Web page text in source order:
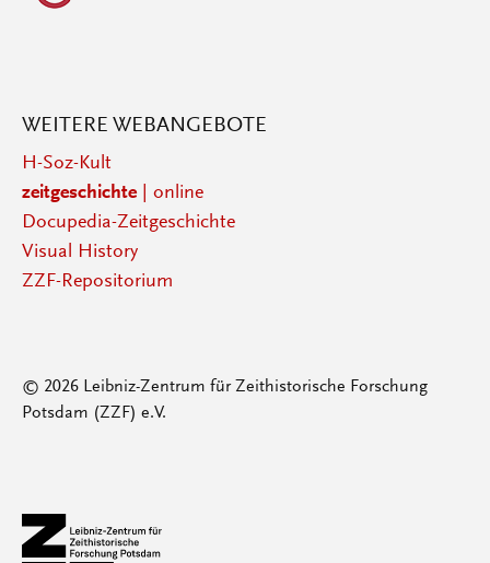
WEITERE WEBANGEBOTE
H-Soz-Kult
zeitgeschichte| online
Docupedia-Zeitgeschichte
Visual History
ZZF-Repositorium
© 2026 Leibniz-Zentrum für Zeithistorische Forschung
Potsdam (ZZF) e.V.